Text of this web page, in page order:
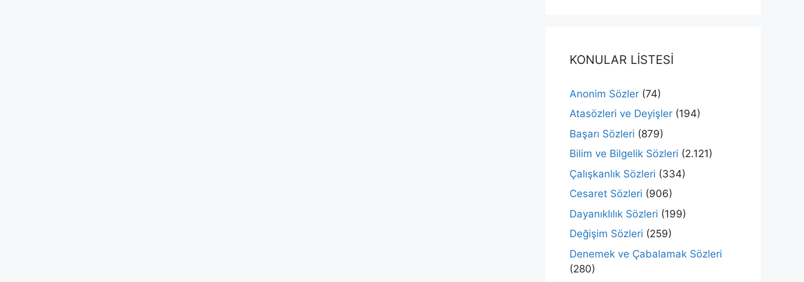
KONULAR LİSTESİ
Anonim Sözler (74)
Atasözleri ve Deyişler (194)
Başarı Sözleri (879)
Bilim ve Bilgelik Sözleri (2.121)
Çalışkanlık Sözleri (334)
Cesaret Sözleri (906)
Dayanıklılık Sözleri (199)
Değişim Sözleri (259)
Denemek ve Çabalamak Sözleri
(280)